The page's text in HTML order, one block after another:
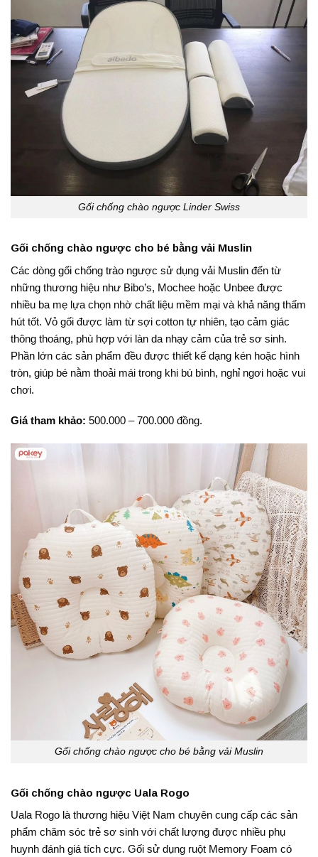
Gối chống chào ngược Linder Swiss
Gối chống chào ngược cho bé bằng vải Muslin
Các dòng gối chống trào ngược sử dụng vải Muslin đến từ
những thương hiệu như Bibo’s, Mochee hoặc Unbee được
nhiều ba mẹ lựa chọn nhờ chất liệu mềm mại và khả năng thấm
hút tốt. Vỏ gối được làm từ sợi cotton tự nhiên, tạo cảm giác
thông thoáng, phù hợp với làn da nhạy cảm của trẻ sơ sinh.
Phần lớn các sản phẩm đều được thiết kế dạng kén hoặc hình
tròn, giúp bé nằm thoải mái trong khi bú bình, nghỉ ngơi hoặc vui
chơi.
Giá tham khảo: 500.000 – 700.000 đồng.
Gối chống chào ngược cho bé bằng vải Muslin
Gối chống chào ngược Uala Rogo
Uala Rogo là thương hiệu Việt Nam chuyên cung cấp các sản
phẩm chăm sóc trẻ sơ sinh với chất lượng được nhiều phụ
huynh đánh giá tích cực. Gối sử dụng ruột Memory Foam có